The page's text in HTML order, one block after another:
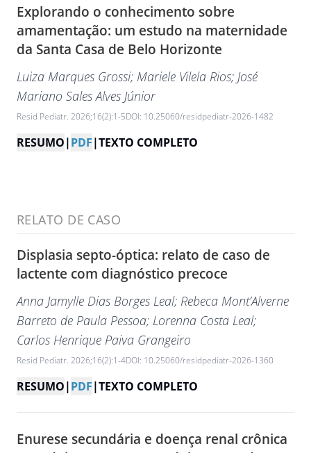
Explorando o conhecimento sobre
amamentação: um estudo na maternidade
da Santa Casa de Belo Horizonte
Luiza Marques Grossi; Mariele Vilela Rios; José
Mariano Sales Alves Júnior
Resid Pediatr. 2026;16(2):1-5DOI: 10.25060/residpediatr-2026-1482
RESUMO|PDF|TEXTO COMPLETO
RELATO DE CASO
Displasia septo-óptica: relato de caso de
lactente com diagnóstico precoce
Anna Jamylle Dias Borges Leal; Rebeca Mont’Alverne
Barreto de Paula Pessoa; Lorenna Costa Leal;
Carlos Henrique Paiva Grangeiro
Resid Pediatr. 2026;16(2):1-4DOI: 10.25060/residpediatr-2026-1360
RESUMO|PDF|TEXTO COMPLETO
Enurese secundária e doença renal crônica